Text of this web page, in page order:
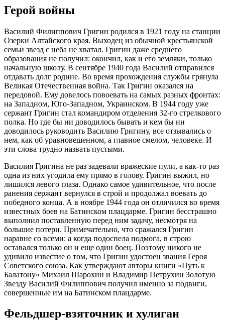
Герой войны
Василий Филиппович Григин родился в 1921 году на станции
Озерки Алтайского края. Выходец из обычной крестьянской
семьи звезд с неба не хватал. Григин даже среднего
образования не получил: окончил, как и его земляки, только
начальную школу. В сентябре 1940 года Василий отправился
отдавать долг родине. Во время прохождения службы грянула
Великая Отечественная война. Так Григин оказался на
передовой. Ему довелось повоевать на самых разных фронтах:
на Западном, Юго-Западном, Украинском. В 1944 году уже
сержант Григин стал командиром отделения 32-го стрелкового
полка. Но где бы ни доводилось бывать и кем бы ни
доводилось руководить Василию Григину, все отзывались о
нем, как об уравновешенном, а главное смелом, человеке. И
эти слова трудно назвать пустыми.
Василия Григина не раз задевали вражеские пули, а как-то раз
одна из них угодила ему прямо в голову. Григин выжил, но
лишился левого глаза. Однако самое удивительное, что после
ранения сержант вернулся в строй и продолжал воевать до
победного конца. А в ноябре 1944 года он отличился во время
известных боев на Батинском плацдарме. Григин бесстрашно
выполнил поставленную перед ним задачу, несмотря на
большие потери. Примечательно, что сражался Григин
наравне со всеми: а когда подоспела подмога, в строю
оставался только он и еще один боец. Поэтому никого не
удивило известие о том, что Григин удостоен звания Героя
Советского союза. Как утверждают авторы книги «Путь к
Балатону» Михаил Шарохин и Владимир Петрухин Золотую
Звезду Василий Филиппович получил именно за подвиги,
совершенные им на Батинском плацдарме.
Фельдшер-взяточник и хулиган